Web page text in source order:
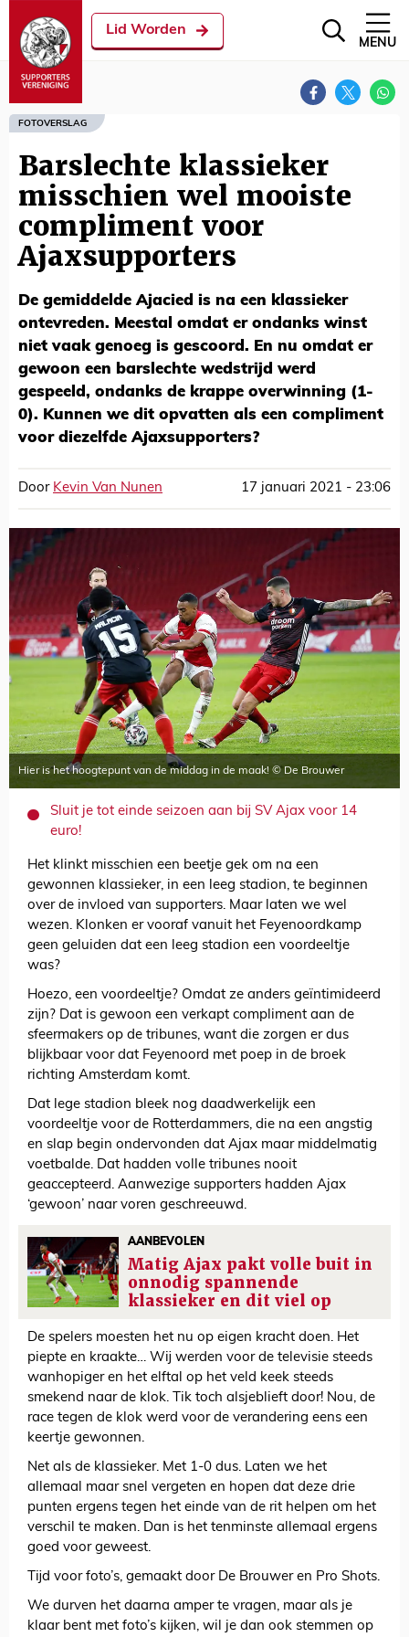
Lid Worden
MENU
FOTOVERSLAG
Barslechte klassieker
misschien wel mooiste
compliment voor
Ajaxsupporters
De gemiddelde Ajacied is na een klassieker
ontevreden. Meestal omdat er ondanks winst
niet vaak genoeg is gescoord. En nu omdat er
gewoon een barslechte wedstrijd werd
gespeeld, ondanks de krappe overwinning (1-
0). Kunnen we dit opvatten als een compliment
voor diezelfde Ajaxsupporters?
Door Kevin Van Nunen 17 januari 2021 - 23:06
Hier is het hoogtepunt van de middag in de maak! © De Brouwer
Sluit je tot einde seizoen aan bij SV Ajax voor 14
euro!
Het klinkt misschien een beetje gek om na een
gewonnen klassieker, in een leeg stadion, te beginnen
over de invloed van supporters. Maar laten we wel
wezen. Klonken er vooraf vanuit het Feyenoordkamp
geen geluiden dat een leeg stadion een voordeeltje
was?
Hoezo, een voordeeltje? Omdat ze anders geïntimideerd
zijn? Dat is gewoon een verkapt compliment aan de
sfeermakers op de tribunes, want die zorgen er dus
blijkbaar voor dat Feyenoord met poep in de broek
richting Amsterdam komt.
Dat lege stadion bleek nog daadwerkelijk een
voordeeltje voor de Rotterdammers, die na een angstig
en slap begin ondervonden dat Ajax maar middelmatig
voetbalde. Dat hadden volle tribunes nooit
geaccepteerd. Aanwezige supporters hadden Ajax
‘gewoon’ naar voren geschreeuwd.
AANBEVOLEN
Matig Ajax pakt volle buit in
onnodig spannende
klassieker en dit viel op
De spelers moesten het nu op eigen kracht doen. Het
piepte en kraakte… Wij werden voor de televisie steeds
wanhopiger en het elftal op het veld keek steeds
smekend naar de klok. Tik toch alsjeblieft door! Nou, de
race tegen de klok werd voor de verandering eens een
keertje gewonnen.
Net als de klassieker. Met 1-0 dus. Laten we het
allemaal maar snel vergeten en hopen dat deze drie
punten ergens tegen het einde van de rit helpen om het
verschil te maken. Dan is het tenminste allemaal ergens
goed voor geweest.
Tijd voor foto’s, gemaakt door De Brouwer en Pro Shots.
We durven het daarna amper te vragen, maar als je
klaar bent met foto’s kijken, wil je dan ook stemmen op